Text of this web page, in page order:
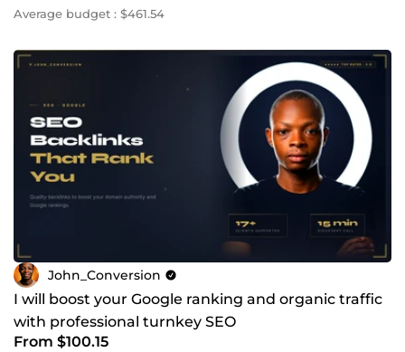
Average budget : $461.54
John_Conversion
I will boost your Google ranking and organic traffic
with professional turnkey SEO
From $100.15